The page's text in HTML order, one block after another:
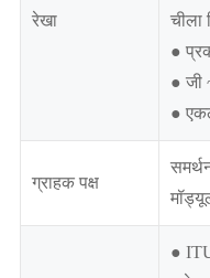
रेखा
चीला
●
● जी
●
ग्राहक पक्ष
●